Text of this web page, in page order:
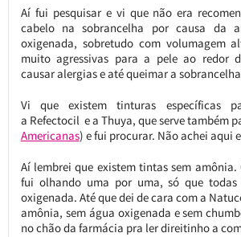
Aí fui pesquisar e vi que não era
cabelo na sobrancelha por causa da
oxigenada, sobretudo com volumagem
muito agressivas para a pele ao redor
causar alergias e até queimar a
Vi que existem tinturas específicas
a Refectocil e a Thuya, que serve também
Americanas) e fui procurar. Não achei aqui
Aí lembrei que existem tintas sem
fui olhando uma por uma, só que
oxigenada. Até que dei de cara com a
amônia, sem água oxigenada e sem
no chão da farmácia pra ler direitinho a